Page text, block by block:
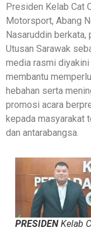
Presiden Kelab Cat
Motorsport, Abang
Nasaruddin berkata,
Utusan Sarawak
media rasmi diyakini
membantu
hebahan serta
promosi acara
kepada masyarakat
dan antarabangsa.
PRESIDEN Kelab